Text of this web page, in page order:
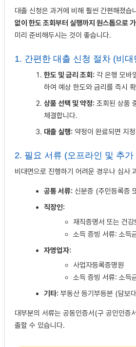
대출 신청은 과거에 비해 훨씬 간편해졌
없이 한도 조회부터 실행까지 원스톱으로
미리 준비해두시는 것이 좋습니다.
1. 간편한 대출 신청 절차 (비대
한도 및 금리 조회: 각 은행 모바
하여 예상 한도와 금리를 즉시
상품 선택 및 약정: 조회된 상품
체결합니다.
대출 실행: 약정이 완료되면 지
2. 필요 서류 (오프라인 및 추가
비대면으로 진행하기 어려운 경우나 심사
공통 서류: 신분증 (주민등록증
직장인:
재직증명서 또는 건
소득 증빙 서류: 소득
자영업자:
사업자등록증명원
소득 증빙 서류: 소득
기타: 부동산 등기부등본 (담보
대부분의 서류는 공동인증서(구 공인인증
출할 수 있습니다.